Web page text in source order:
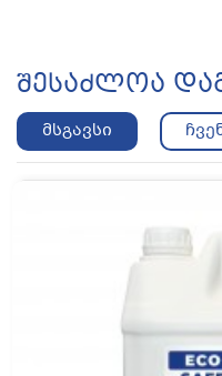
Შესაძლოა
მსგავსი